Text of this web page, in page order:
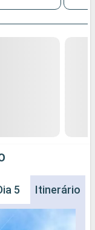
5 Dia 6 Dia
Itinerário